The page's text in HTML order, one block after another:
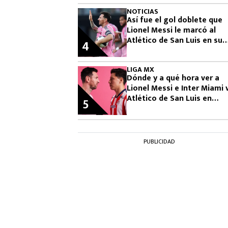
NOTICIAS
Así fue el gol doblete que
Lionel Messi le marcó al
Atlético de San Luis en su
4
LIGA MX
Dónde y a qué hora ver a
Lionel Messi e Inter Miami
Atlético de San Luis en
5
PUBLICIDAD